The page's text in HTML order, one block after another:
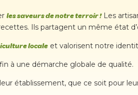
les saveurs de notre terroir !Les
Ils partagent un même état
locale et valorisent notre
à une démarche globale de qualité.
établissement, que ce soit pour